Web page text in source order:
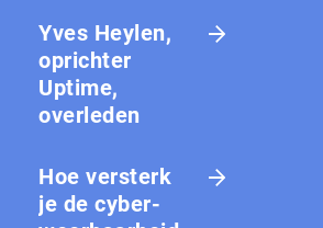
Yves Heylen,
oprichter
Uptime,
overleden
Hoe versterk
je de cy­ber­